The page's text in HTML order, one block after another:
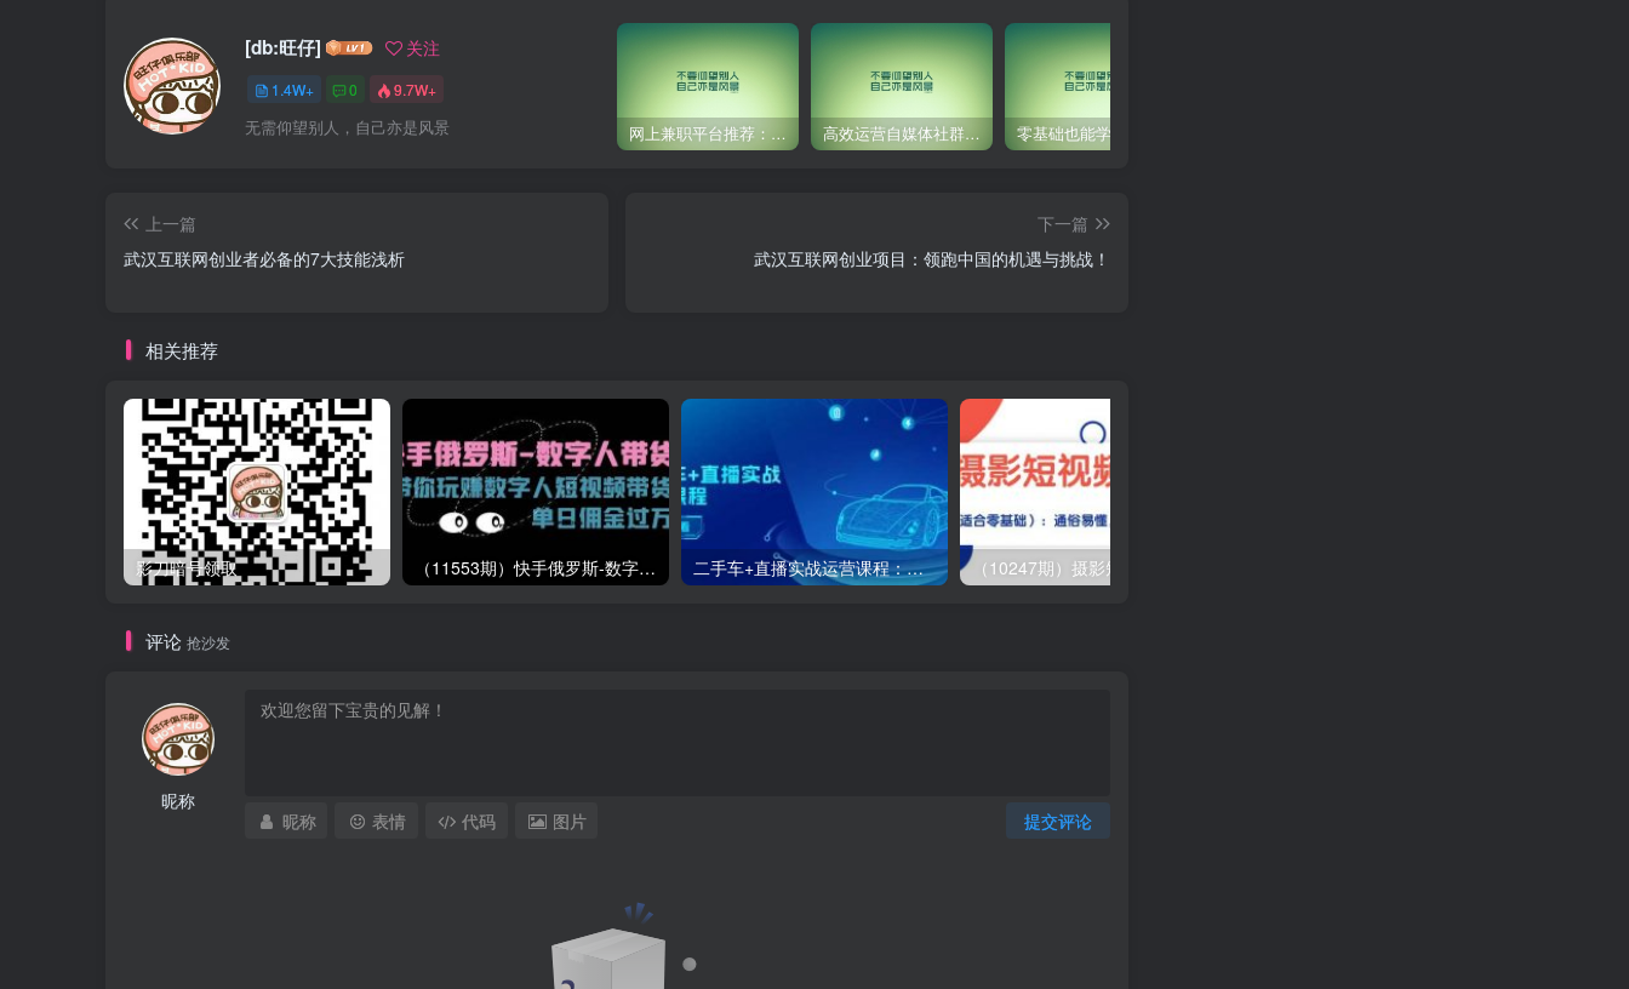
[db:旺仔] 关注
1.4W+ 0 9.7W+
无需仰望别人，自己亦是风景 网上兼职平台推荐：国外网赚任务！ 高效运营自媒体社群，让内容更有价值！
上一篇
武汉互联网创业者必备的7大技能浅析
下一篇
武汉互联网创业项目：领跑中国的机遇与挑战！
相关推荐
影刀暗号领取 （11553期）快手俄罗斯-数字人带货，带你玩赚数字人短视频带货，单日佣金过万 二手车+直播实战运营课程：直播推荐/短视频推荐/千川投放/直播全流程
评论 抢沙发
昵称
提交评论
昵称 表情 代码 图片